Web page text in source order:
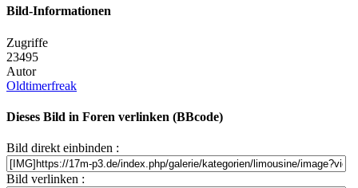
Bild-Informationen
Zugriffe
23495
Autor
Oldtimerfreak
Dieses Bild in Foren verlinken (BBcode)
Bild direkt einbinden :
Bild verlinken :